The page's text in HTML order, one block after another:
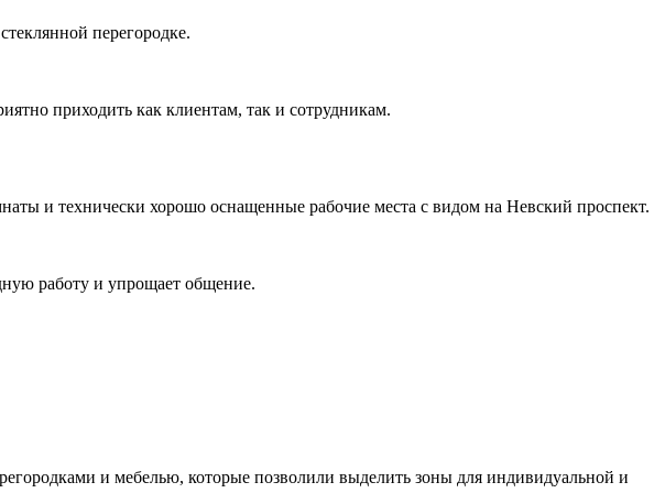
перегородке.
приходить как клиентам, так и сотрудникам.
и технически хорошо оснащенные рабочие места с видом на Невский проспект.
работу и упрощает общение.
и мебелью, которые позволили выделить зоны для индивидуальной и